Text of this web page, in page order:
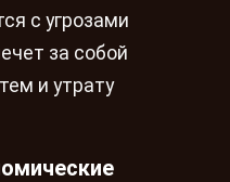
с угрозами
за собой
и утрату